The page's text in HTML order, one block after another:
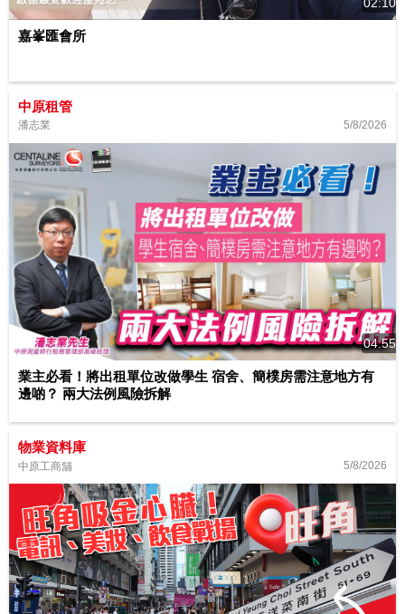
嘉峯匯會所
中原租管
潘志業 5/8/2026
04:55
業主必看！將出租單位改做學生 宿舍、簡樸房需注意地方有
邊啲？ 兩大法例風險拆解
物業資料庫
中原工商舖 5/8/2026